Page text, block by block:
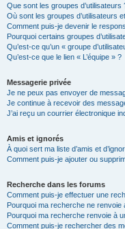
Que sont les groupes d’utilisateurs
Où sont les groupes d’utilisateurs
Comment puis-je devenir le
Pourquoi certains groupes
Qu’est-ce qu’un « groupe
Qu’est-ce que le lien « L’équipe » ?
Messagerie privée
Je ne peux pas envoyer de
Je continue à recevoir des
J’ai reçu un courrier électronique
Amis et ignorés
À quoi sert ma liste d’amis et
Comment puis-je ajouter ou
Recherche dans les forums
Comment puis-je effectuer une
Pourquoi ma recherche ne renvoie
Pourquoi ma recherche renvoie à
Comment puis-je rechercher des